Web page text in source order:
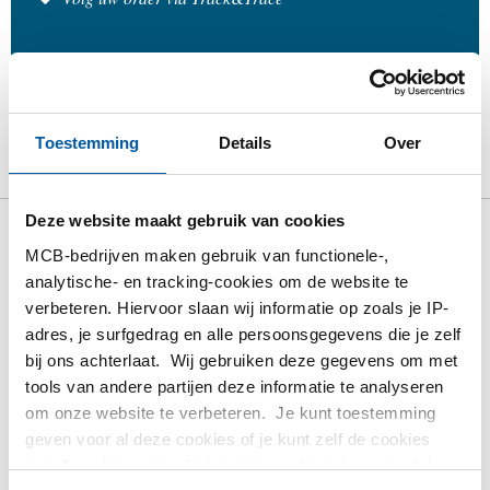
Toestemming Details Over
Deze website maakt gebruik van cookies
MCB-bedrijven maken gebruik van functionele-,
analytische- en tracking-cookies om de website te
verbeteren. Hiervoor slaan wij informatie op zoals je IP-
adres, je surfgedrag en alle persoonsgegevens die je zelf
bij ons achterlaat. Wij gebruiken deze gegevens om met
tools van andere partijen deze informatie te analyseren
om onze website te verbeteren. Je kunt toestemming
geven voor al deze cookies of je kunt zelf de cookies
instellen als je niet wilt dat wij bepaalde informatie delen.
Downloads Specificaties
Bruto prijslijst: RVS 316L Draad
T-stuk NPT 3000#
Prijzen in Euro per: 1 Stuks
Artikelnummer
2440-0218-14